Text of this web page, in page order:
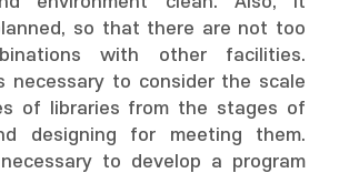
so that there are not too
with other facilities.
necessary to consider the scale
of libraries from the stages of
designing for meeting them.
to develop a program